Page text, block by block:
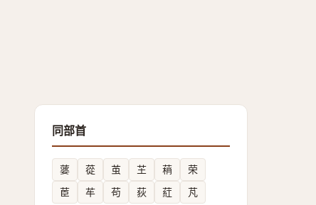
同部首
蔢 蓯 茧 芏 䔠
荣
茞
䒜 苟 荻 葒 芃